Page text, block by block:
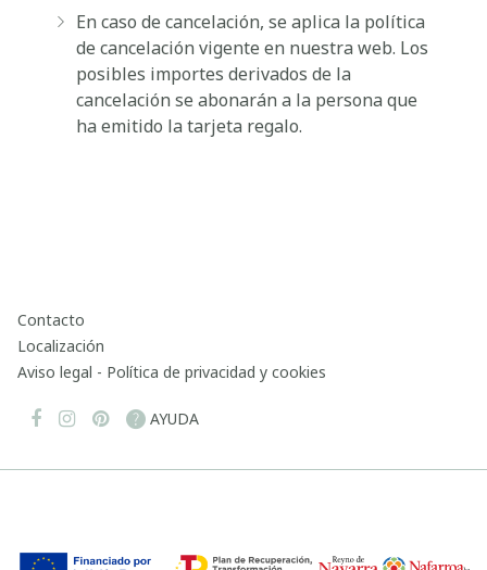
En caso de cancelación, se aplica la política
de cancelación vigente en nuestra web. Los
posibles importes derivados de la
cancelación se abonarán a la persona que
ha emitido la tarjeta regalo.
Contacto
Localización
Aviso legal - Política de privacidad y cookies
AYUDA